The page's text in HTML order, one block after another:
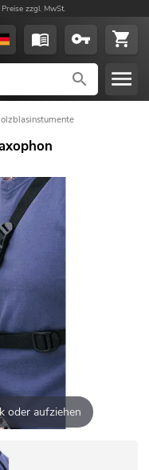
zzgl. MwSt.
oder aufziehen